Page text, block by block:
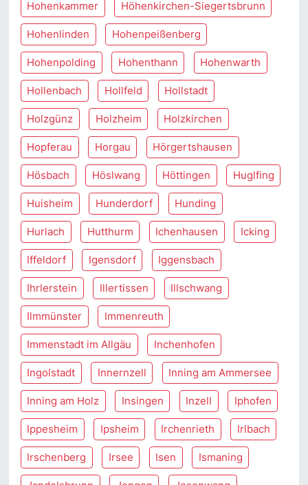
Hohenkammer Höhenkirchen-Siegertsbrunn
Hohenlinden Hohenpeißenberg
Hohenpolding Hohenthann Hohenwarth
Hollenbach Hollfeld Hollstadt
Holzgünz Holzheim Holzkirchen
Hopferau Horgau Hörgertshausen
Hösbach Höslwang Höttingen Huglfing
Huisheim Hunderdorf Hunding
Hurlach Hutthurm Ichenhausen Icking
Iffeldorf Igensdorf Iggensbach
Ihrlerstein Illertissen Illschwang
Ilmmünster Immenreuth
Immenstadt im Allgäu Inchenhofen
Ingolstadt Innernzell Inning am Ammersee
Inning am Holz Insingen Inzell Iphofen
Ippesheim Ipsheim Irchenrieth Irlbach
Irschenberg Irsee Isen Ismaning